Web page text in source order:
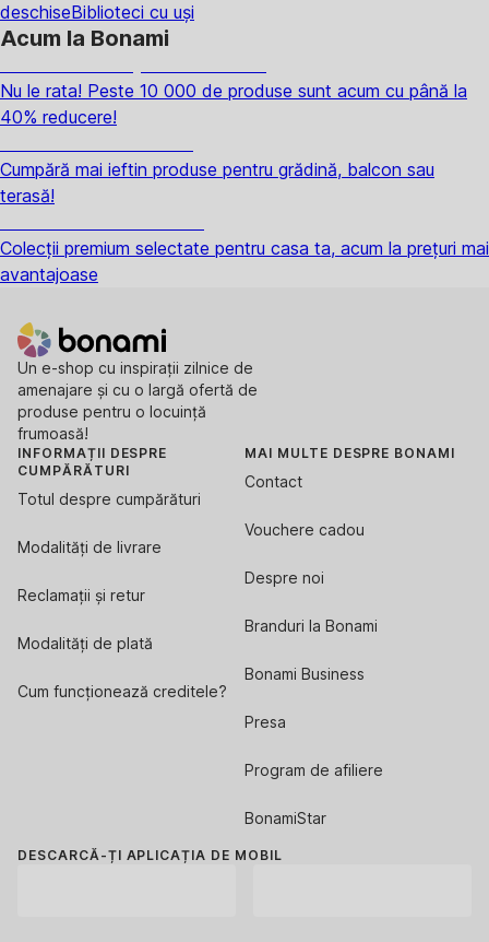
deschiseBiblioteci cu uși
Acum la Bonami
Nu le rata! Peste 10 000 de produse sunt acum cu până la
40% reducere!
Cumpără mai ieftin produse pentru grădină, balcon sau
terasă!
Colecții premium selectate pentru casa ta, acum la prețuri mai
avantajoase
Un e-shop cu inspirații zilnice de
amenajare și cu o largă ofertă de
produse pentru o locuință
frumoasă!
INFORMAȚII DESPRE
CUMPĂRĂTURI
Totul despre cumpărături
Modalități de livrare
Reclamații și retur
Modalități de plată
Cum funcționează creditele?
MAI MULTE DESPRE BONAMI
Contact
Vouchere cadou
Despre noi
Branduri la Bonami
Bonami Business
Presa
Program de afiliere
BonamiStar
DESCARCĂ-ȚI APLICAȚIA DE MOBIL